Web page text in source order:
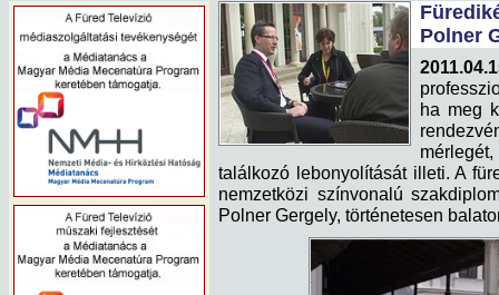
Polner
ha meg
találkozó lebonyolítását illeti. A
nemzetközi színvonalú
Polner Gergely, történetesen